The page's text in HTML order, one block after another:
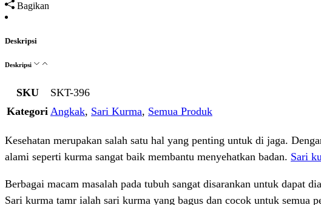
Bagikan
Deskripsi
Deskripsi
SKU
SKT-396
Kategori Angkak, Sari Kurma, Semua Produk
Kesehatan merupakan salah satu hal yang penting untuk di jaga.
alami seperti kurma sangat baik membantu menyehatkan badan. Sari
Berbagai macam masalah pada tubuh sangat disarankan untuk dapat
Sari kurma tamr ialah sari kurma yang bagus dan cocok untuk semua